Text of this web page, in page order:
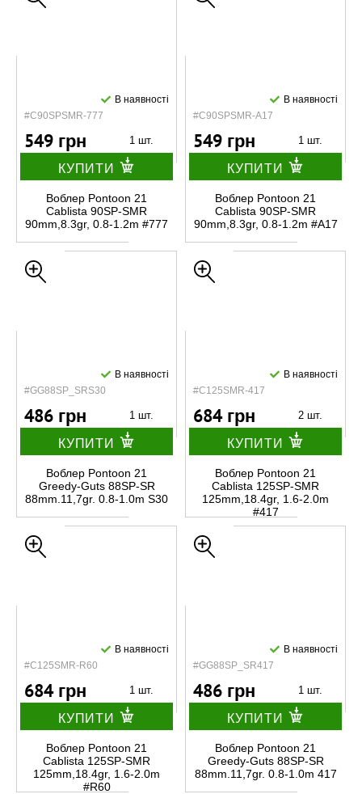
#C90SPSMR-777
В наявності
549 грн 1 шт.
КУПИТИ
Воблер Pontoon 21
Cablista 90SP-SMR
90mm,8.3gr, 0.8-1.2m #777
#C90SPSMR-A17
В наявності
549 грн 1 шт.
КУПИТИ
Воблер Pontoon 21
Cablista 90SP-SMR
90mm,8.3gr, 0.8-1.2m #A17
#GG88SP_SRS30
В наявності
486 грн 1 шт.
КУПИТИ
Воблер Pontoon 21
Greedy-Guts 88SP-SR
88mm.11,7gr. 0.8-1.0m S30
#C125SMR-417
В наявності
684 грн 2 шт.
КУПИТИ
Воблер Pontoon 21
Cablista 125SP-SMR
125mm,18.4gr, 1.6-2.0m
#417
#C125SMR-R60
В наявності
684 грн 1 шт.
КУПИТИ
Воблер Pontoon 21
Cablista 125SP-SMR
125mm,18.4gr, 1.6-2.0m
#R60
#GG88SP_SR417
В наявності
486 грн 1 шт.
КУПИТИ
Воблер Pontoon 21
Greedy-Guts 88SP-SR
88mm.11,7gr. 0.8-1.0m 417